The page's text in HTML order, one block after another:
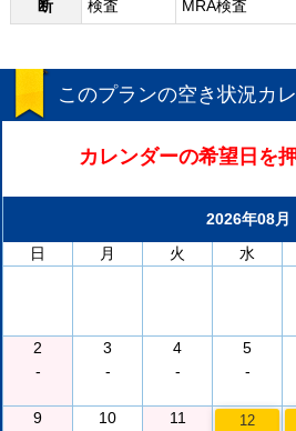
断
検査
MRA検査
このプランの空き状況カ
カレンダーの希望日を
2026年08月
日
月 火 水
2
-
3
-
4
-
5
-
9
10
11
12